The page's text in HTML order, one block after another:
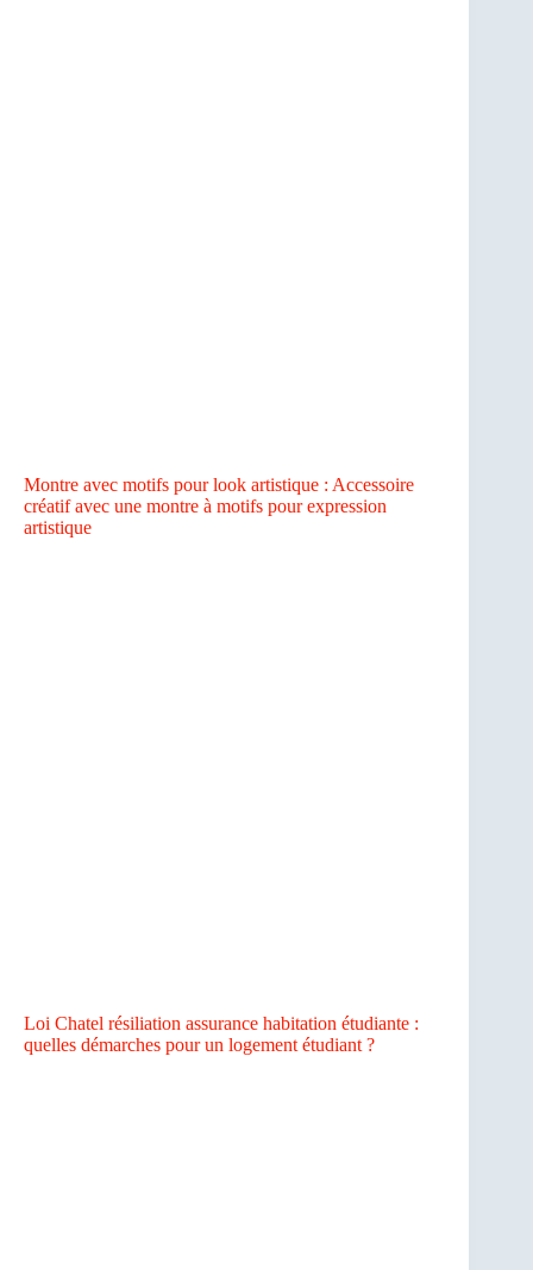
Montre avec motifs pour look artistique : Accessoire
créatif avec une montre à motifs pour expression
artistique
Loi Chatel résiliation assurance habitation étudiante :
quelles démarches pour un logement étudiant ?